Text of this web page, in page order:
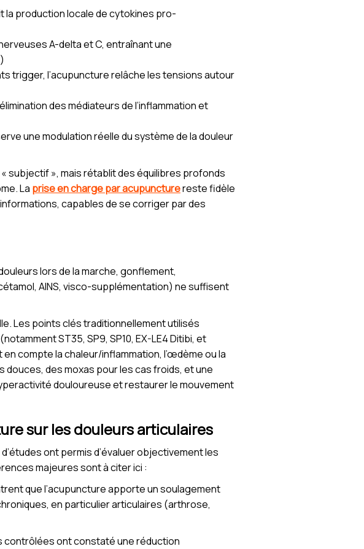
la production locale de cytokines pro-
A-delta et C, entraînant une
trigger, l’acupuncture relâche les tensions autour
des médiateurs de l’inflammation et
une modulation réelle du système de la douleur
subjectif », mais rétablit des équilibres profonds
La prise en charge par acupuncturereste fidèle
capables de se corriger par des
lors de la marche, gonflement,
AINS, visco-supplémentation) ne suffisent
Les points clés traditionnellement utilisés
ST35, SP9, SP10, EX-LE4 Ditibi, et
compte la chaleur/inflammation, l’œdème ou la
des moxas pour les cas froids, et une
douloureuse et restaurer le mouvement
sur les douleurs articulaires
ont permis d’évaluer objectivement les
majeures sont à citer ici :
que l’acupuncture apporte un soulagement
en particulier articulaires (arthrose,
contrôlées ont constaté une réduction